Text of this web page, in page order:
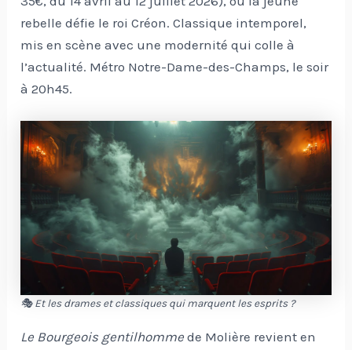
rebelle défie le roi Créon. Classique intemporel,
mis en scène avec une modernité qui colle à
l’actualité. Métro Notre-Dame-des-Champs, le soir
à 20h45.
🎭 Et les drames et classiques qui marquent les esprits ?
Le Bourgeois gentilhomme de Molière revient en